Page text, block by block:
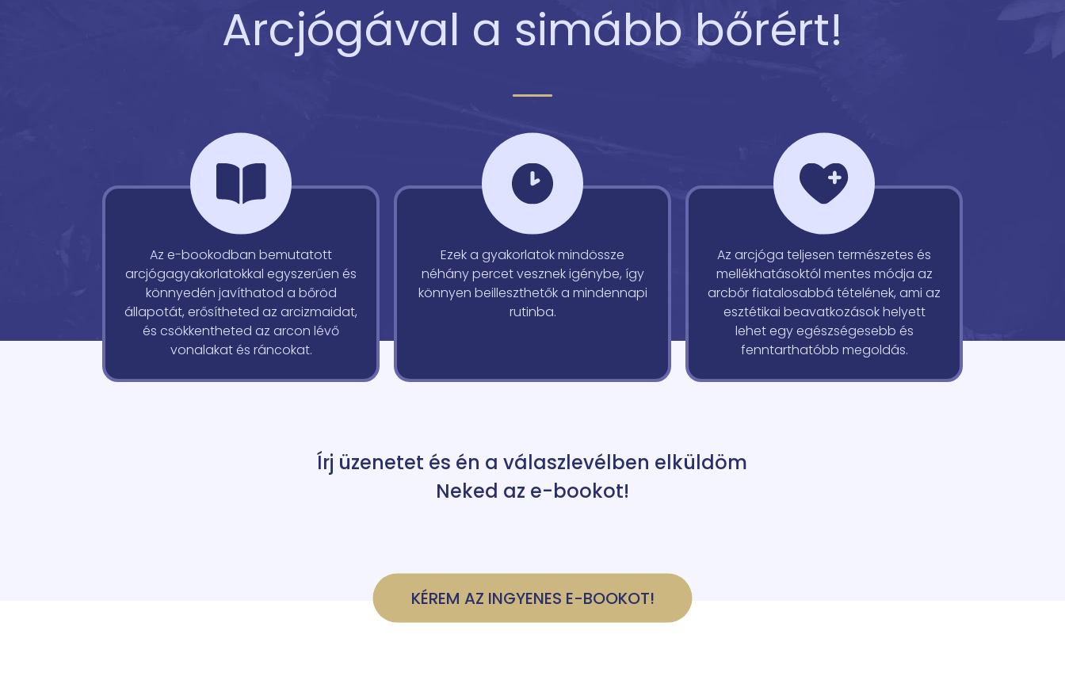
Arcjógával a simább bőrért!
Az e-bookodban bemutatott
arcjógagyakorlatokkal egyszerűen és
könnyedén javíthatod a bőröd
állapotát, erősítheted az arcizmaidat,
és csökkentheted az arcon lévő
vonalakat és ráncokat.
Ezek a gyakorlatok mindössze
néhány percet vesznek igénybe, így
könnyen beilleszthetők a mindennapi
rutinba.
Az arcjóga teljesen természetes és
mellékhatásoktól mentes módja az
arcbőr fiatalosabbá tételének, ami az
esztétikai beavatkozások helyett
lehet egy egészségesebb és
fenntarthatóbb megoldás.
Írj üzenetet és én a válaszlevélben elküldöm
Neked az e-bookot!
KÉREM AZ INGYENES E-BOOKOT!